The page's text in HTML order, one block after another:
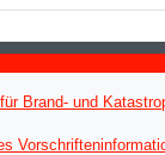
Brand- und